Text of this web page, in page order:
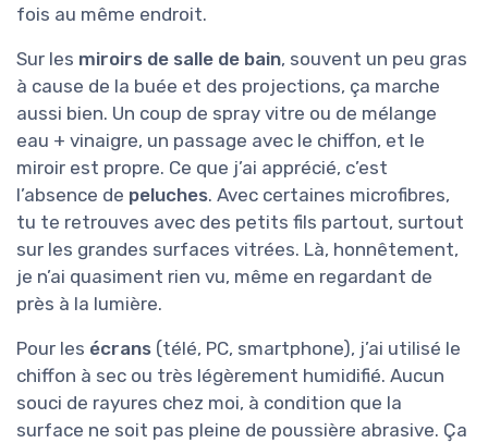
fois au même endroit.
Sur les miroirs de salle de bain, souvent un peu gras
à cause de la buée et des projections, ça marche
aussi bien. Un coup de spray vitre ou de mélange
eau + vinaigre, un passage avec le chiffon, et le
miroir est propre. Ce que j’ai apprécié, c’est
l’absence de peluches. Avec certaines microfibres,
tu te retrouves avec des petits fils partout, surtout
sur les grandes surfaces vitrées. Là, honnêtement,
je n’ai quasiment rien vu, même en regardant de
près à la lumière.
Pour les écrans (télé, PC, smartphone), j’ai utilisé le
chiffon à sec ou très légèrement humidifié. Aucun
souci de rayures chez moi, à condition que la
surface ne soit pas pleine de poussière abrasive. Ça